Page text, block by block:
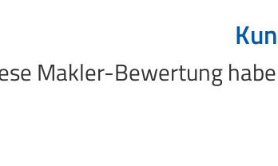
Makler-Bewertung